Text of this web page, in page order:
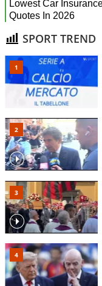
SPORT TREND